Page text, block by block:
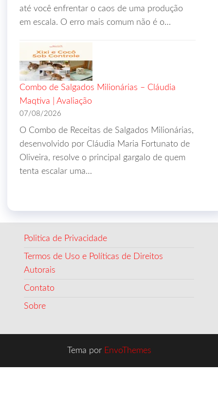
até você enfrentar o caos de uma produção
em escala. O erro mais comum não é o…
Combo de Salgados Milionárias – Cláudia
Maqtiva | Avaliação
07/08/2026
O Combo de Receitas de Salgados Milionárias,
desenvolvido por Cláudia Maria Fortunato de
Oliveira, resolve o principal gargalo de quem
tenta escalar uma…
Politica de Privacidade
Termos de Uso e Políticas de Direitos
Autorais
Contato
Sobre
Tema por EnvoThemes